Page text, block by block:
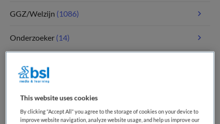
GGZ/Welzijn (1086)
Onderzoeker (14)
Tandheelkunde
Verpleegkunde(1811)
This website uses cookies
By clicking “Accept All” you agree to the storage of cookies on your device to
improve website navigation, analyze website usage, and help us improve our